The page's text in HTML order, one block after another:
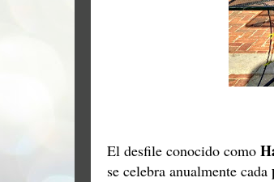
El desfile conocido como
se celebra anualmente cada